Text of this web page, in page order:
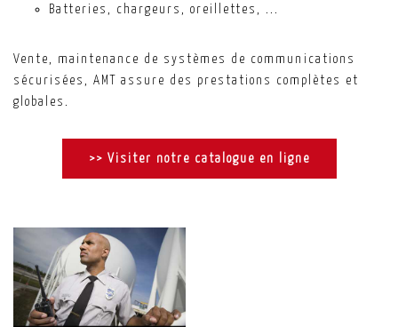
Batteries, chargeurs, oreillettes, ...
Vente, maintenance de systèmes de communications
sécurisées, AMT assure des prestations complètes et
globales.
>> Visiter notre catalogue en ligne